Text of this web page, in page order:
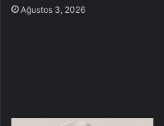
Ağustos 3, 2026